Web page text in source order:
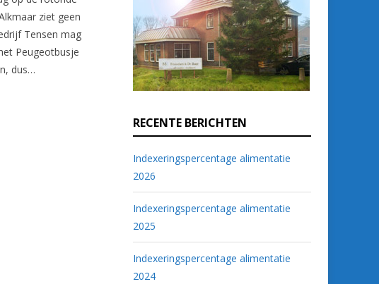
ziet geen
Tensen mag
Peugeotbusje
dus…
RECENTE BERICHTEN
Indexeringspercentage alimentatie
2026
Indexeringspercentage alimentatie
2025
Indexeringspercentage alimentatie
2024